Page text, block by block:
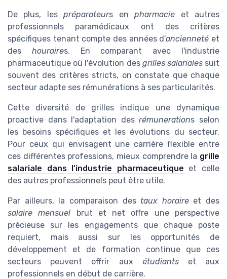
De plus, lespréparateurs enpharmacie et autres
professionnels paramédicaux ont des critères
spécifiques tenant compte des années d'ancienneté et
des houraires. En comparant avec l'industrie
pharmaceutique où l'évolution des grilles salarialessuit
souvent des critères stricts, on constate que chaque
secteur adapte ses rémunérations à ses particularités.
Cette diversité de grilles indique une dynamique
proactive dans l'adaptation desrémunerations selon
les besoins spécifiques et les évolutions du secteur.
Pour ceux qui envisagent une carrière flexible entre
ces différentes professions, mieux comprendre la grille
salariale dans l'industrie pharmaceutique et celle
des autres professionnels peut être utile.
Par ailleurs, la comparaison des taux horaireet des
salaire mensuel brut et net offre une perspective
précieuse sur les engagements que chaque poste
requiert, mais aussi sur les opportunités de
développement et de formation continue que ces
secteurs peuvent offrir aux étudiantset aux
professionnels en début de carrière.